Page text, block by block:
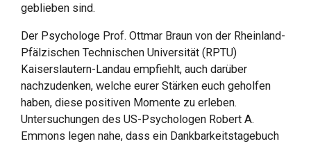
geblieben sind.
Der Psychologe Prof. Ottmar Braun von der Rheinland-
Pfälzischen Technischen Universität (RPTU)
Kaiserslautern-Landau empfiehlt, auch darüber
nachzudenken, welche eurer Stärken euch geholfen
haben, diese positiven Momente zu erleben.
Untersuchungen des US-Psychologen Robert A.
Emmons legen nahe, dass ein Dankbarkeitstagebuch